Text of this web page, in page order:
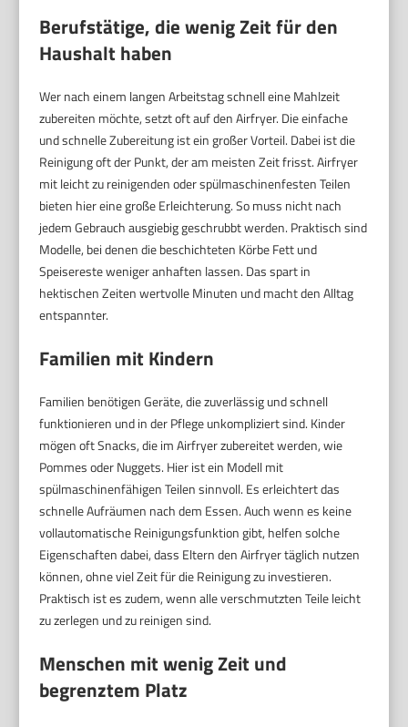
Berufstätige, die wenig Zeit für den
Haushalt haben
Wer nach einem langen Arbeitstag schnell eine Mahlzeit
zubereiten möchte, setzt oft auf den Airfryer. Die einfache
und schnelle Zubereitung ist ein großer Vorteil. Dabei ist die
Reinigung oft der Punkt, der am meisten Zeit frisst. Airfryer
mit leicht zu reinigenden oder spülmaschinenfesten Teilen
bieten hier eine große Erleichterung. So muss nicht nach
jedem Gebrauch ausgiebig geschrubbt werden. Praktisch sind
Modelle, bei denen die beschichteten Körbe Fett und
Speisereste weniger anhaften lassen. Das spart in
hektischen Zeiten wertvolle Minuten und macht den Alltag
entspannter.
Familien mit Kindern
Familien benötigen Geräte, die zuverlässig und schnell
funktionieren und in der Pflege unkompliziert sind. Kinder
mögen oft Snacks, die im Airfryer zubereitet werden, wie
Pommes oder Nuggets. Hier ist ein Modell mit
spülmaschinenfähigen Teilen sinnvoll. Es erleichtert das
schnelle Aufräumen nach dem Essen. Auch wenn es keine
vollautomatische Reinigungsfunktion gibt, helfen solche
Eigenschaften dabei, dass Eltern den Airfryer täglich nutzen
können, ohne viel Zeit für die Reinigung zu investieren.
Praktisch ist es zudem, wenn alle verschmutzten Teile leicht
zu zerlegen und zu reinigen sind.
Menschen mit wenig Zeit und
begrenztem Platz